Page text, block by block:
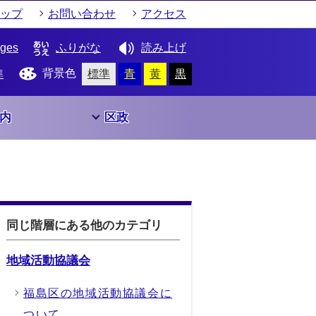
プ お問い合わせ アクセス
ふりがな 読み上げ
背景色 標準 青 黄 黒
区政
同じ階層にある他のカテゴリ
地域活動協議会
福島区の地域活動協議会に